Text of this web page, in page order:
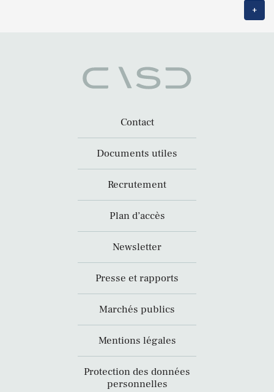
+
Contact
Documents utiles
Recrutement
Plan d’accès
Newsletter
Presse et rapports
Marchés publics
Mentions légales
Protection des données
personnelles